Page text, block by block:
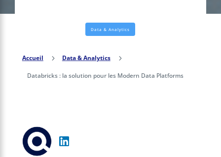
Data & Analytics
Accueil 5 Data & Analytics 5
Databricks : la solution pour les Modern Data Platforms